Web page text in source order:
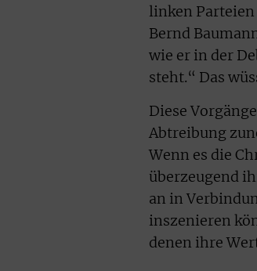
linken
Bernd
wie er in der
steht.“ Das
Diese
Abtreibung
Wenn es die
überzeugend
an in
inszenieren
denen ihre